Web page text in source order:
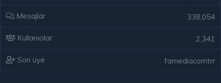
Mesajlar 338,054
Kullanıcılar 2,341
Son üye famediacomtrr